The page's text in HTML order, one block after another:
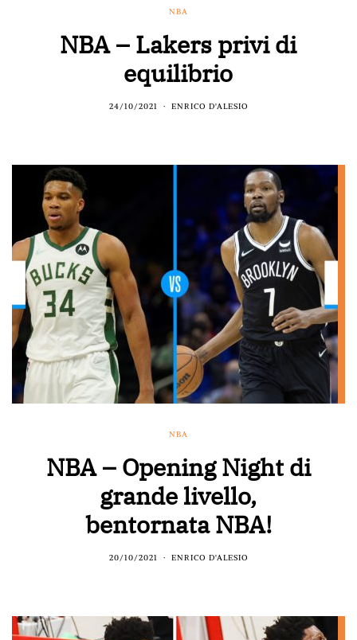
NBA
NBA – Lakers privi di
equilibrio
24/10/2021 ENRICO D'ALESIO
NBA
NBA – Opening Night di
grande livello,
bentornata NBA!
20/10/2021 ENRICO D'ALESIO